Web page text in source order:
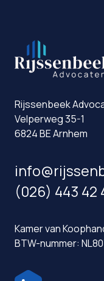
Rijssenbeek
Velperweg 35-1
6824 BE Arnhem
(026) 443 42
Kamer van
BTW-nummer: